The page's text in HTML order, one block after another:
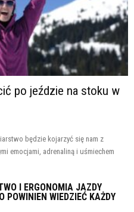
po jeździe na stoku w
będzie kojarzyć się nam z
emocjami, adrenaliną i uśmiechem
I ERGONOMIA JAZDY
POWINIEN WIEDZIEĆ KAŻDY